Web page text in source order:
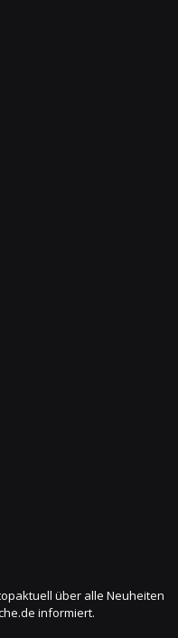
über alle Neuheiten
informiert.